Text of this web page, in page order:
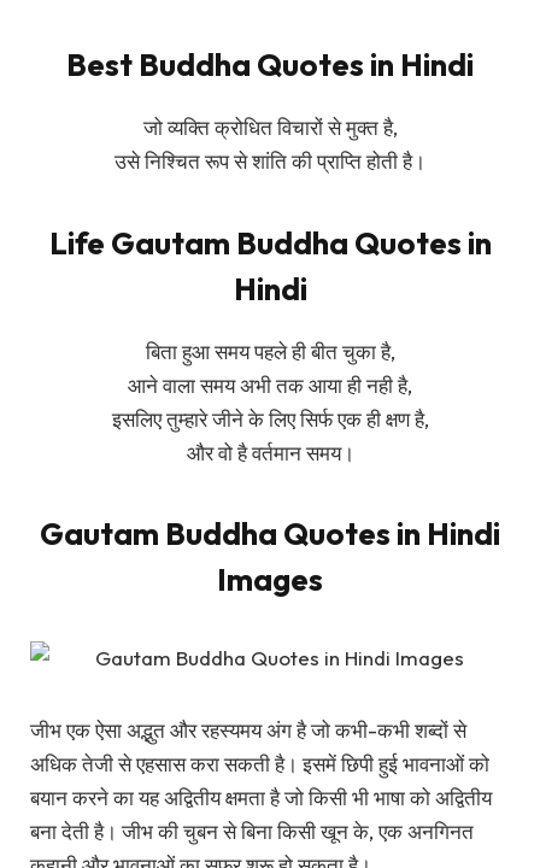
Best Buddha Quotes in Hindi
जो व्यक्ति क्रोधित विचारों से मुक्त है,
उसे निश्चित रूप से शांति की प्राप्ति होती है।
Life Gautam Buddha Quotes in
Hindi
बिता हुआ समय पहले ही बीत चुका है,
आने वाला समय अभी तक आया ही नही है,
इसलिए तुम्हारे जीने के लिए सिर्फ एक ही क्षण है,
और वो है वर्तमान समय।
Gautam Buddha Quotes in Hindi
Images
जीभ एक ऐसा अद्भुत और रहस्यमय अंग है जो कभी-कभी शब्दों से
अधिक तेजी से एहसास करा सकती है। इसमें छिपी हुई भावनाओं को
बयान करने का यह अद्वितीय क्षमता है जो किसी भी भाषा को अद्वितीय
बना देती है। जीभ की चुबन से बिना किसी खून के, एक अनगिनत